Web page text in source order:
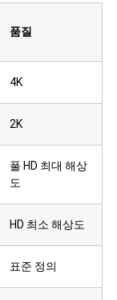
품질
4K
2K
풀 HD 최대 해상
도
HD 최소 해상도
표준 정의